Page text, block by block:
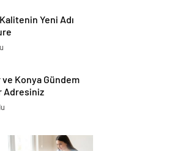
Yeni Adı
ve Konya Gündem
Adresiniz